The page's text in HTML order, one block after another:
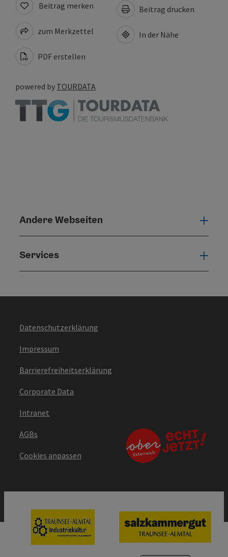
Beitrag merken
zum Merkzettel
PDF erstellen
Beitrag drucken
In der Nähe
powered by TOURDATA
Andere Webseiten
Services
Datenschutzerklärung
Impressum
Barrierefreiheitserklärung
Corporate Data
Intranet
AGBs
Cookies anpassen